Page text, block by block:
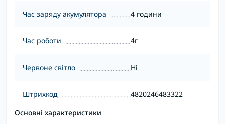
Час заряду акумулятора 4 години
Час роботи 4г
Червоне світло Ні
Штрихкод
4820246483322
Основні характеристики